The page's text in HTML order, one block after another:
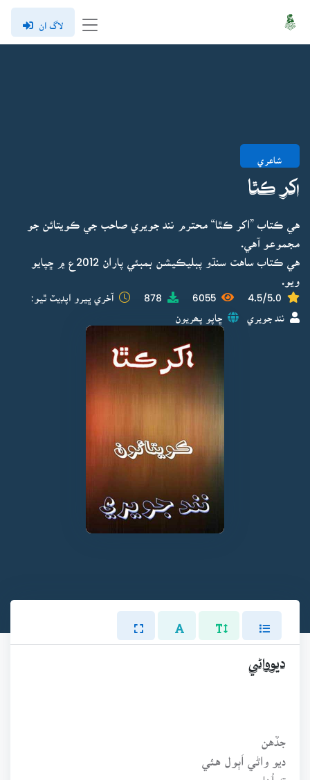
لاگ ان
شاعري
اکر ڪٿا
هي ڪتاب ”اکر ڪٿا“ محترم نند جويري صاحب جي ڪويتائن جو
مجموعو آهي.
هي ڪتاب ساهت سنڌو پبليڪيشن بمبئي پاران 2012ع ۾ ڇپايو
4.5/5.0
6055
878 آخري ڀيرو اپڊيٽ ٿيو:
ڇاپو پھريون
ديوواڻي
جڏهن
ديو واڻي اَٻول هئي
ته اُها